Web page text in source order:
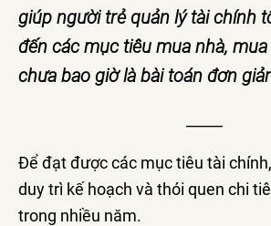
giúp người trẻ quản lý tài chính
đến các mục tiêu mua nhà,
chưa bao giờ là bài toán đơn
Để đạt được các mục tiêu tài
duy trì kế hoạch và thói quen chi
trong nhiều năm.